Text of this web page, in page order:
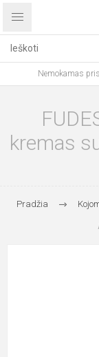
Nemokamas
kremas
Pradžia